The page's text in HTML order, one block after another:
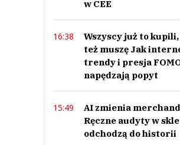
Iwa
31.12.2017 / 18:59
This comment was minimized by the
w CEE
16:38
Wszyscy już to
też muszę Jak
trendy i presja
napędzają popyt
15:49
AI zmienia
Ręczne audyty w
odchodzą do historii